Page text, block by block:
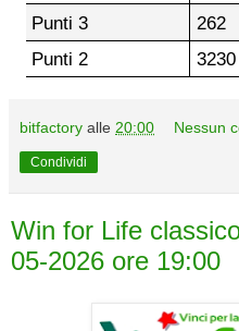
Punti 3
262
Punti 2
3230
bitfactory alle 20:00 Nessun
Condividi
Win for Life
05-2026 ore 19:00